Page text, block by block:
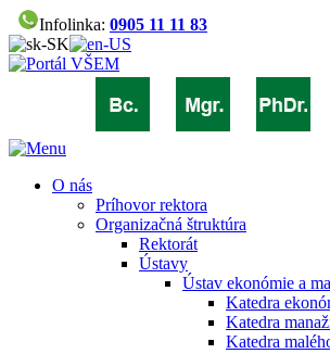
Infolinka: 0905 11 11 83
O nás
Príhovor rektora
Organizačná štruktúra
Rektorát
Ústavy
Ústav ekonómie a
Katedra
Katedra
Katedra